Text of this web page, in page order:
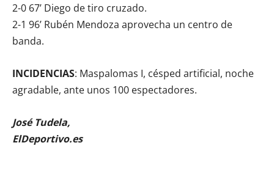
2-0 67’ Diego de tiro cruzado.
2-1 96’ Rubén Mendoza aprovecha un centro de
banda.
INCIDENCIAS: Maspalomas I, césped artificial, noche
agradable, ante unos 100 espectadores.
José Tudela,
ElDeportivo.es